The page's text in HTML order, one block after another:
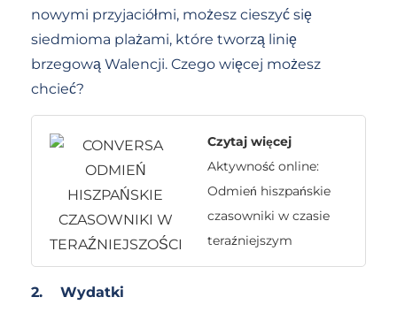
nowymi przyjaciółmi, możesz cieszyć się
siedmioma plażami, które tworzą linię
brzegową Walencji. Czego więcej możesz
chcieć?
Czytaj więcej
Aktywność online:
Odmień hiszpańskie
czasowniki w czasie
teraźniejszym
2. Wydatki